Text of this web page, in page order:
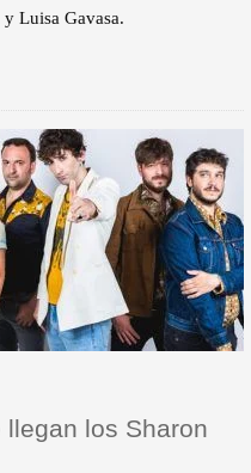
Luisa Gavasa.
llegan los Sharon